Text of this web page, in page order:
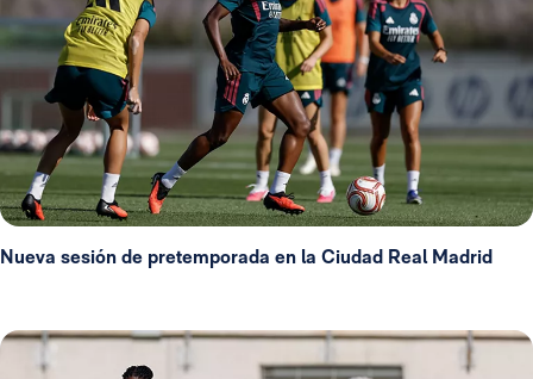
Nueva sesión de pretemporada en la Ciudad Real Madrid